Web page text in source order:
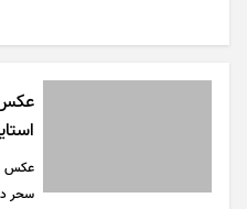
عکس
سحر